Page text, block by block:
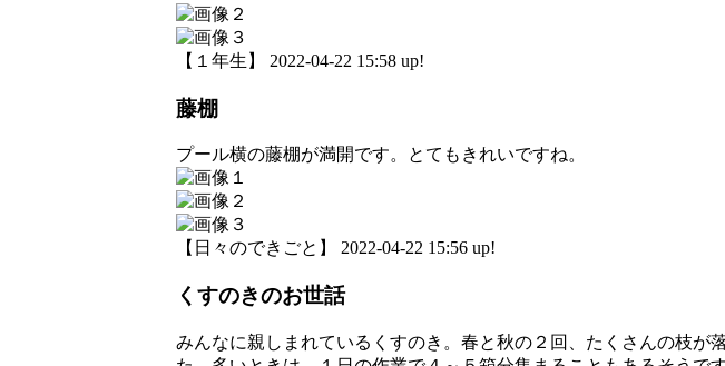
【１年生】 2022-04-22 15:58 up!
藤棚
プール横の藤棚が満開です。とてもきれいですね。
【日々のできごと】 2022-04-22 15:56 up!
くすのきのお世話
みんなに親しまれているくすのき。春と秋の２回、たくさんの枝